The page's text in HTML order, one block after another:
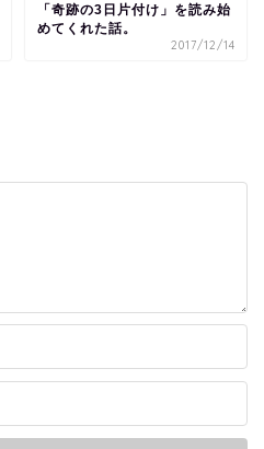
「奇跡の3日片付け」を読み始
めてくれた話。
2017/12/14